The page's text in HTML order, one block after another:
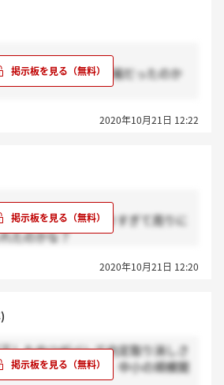
とんど通過できるようになります
施されていないテストです
施されるため自宅との環境の違
れ全然できませんでした
だけって今年超穴場だったのか
まくってた先輩も教養試験の成績良
2020年10月21日 12:22
？良い企業に受かりすぎて周りに
たのかな？
のが露呈するにしても8月でって
・院進でゼミ推薦でなかなか入れ
のにTOEIC300点代でドベ取った
2020年10月21日 12:20
したやつがバレて内定取り消しさ
てるらしい。大手、中小の規模関